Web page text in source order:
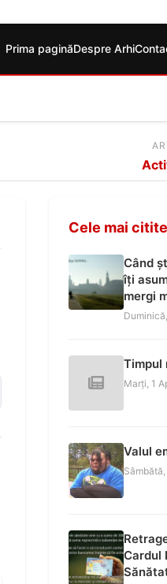
Prima paginăDespre Arhi
Cele mai
Când
îți
mergi
Timpul
Marți, 1
Valul
Cardul